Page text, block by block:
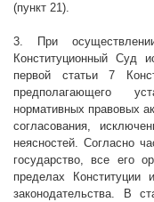
(пункт 21).
3. При
Конституционный Суд
первой статьи 7
предполагающего
нормативных правовых
согласования,
неясностей. Согласно
государство, все его
пределах Конституции
законодательства. В